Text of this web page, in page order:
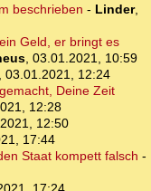
beschrieben - Linder,
Geld, er bringt es
, 03.01.2021, 10:59
03.01.2021, 12:24
Deine Zeit
12:28
12:50
17:44
Staat kompett falsch -